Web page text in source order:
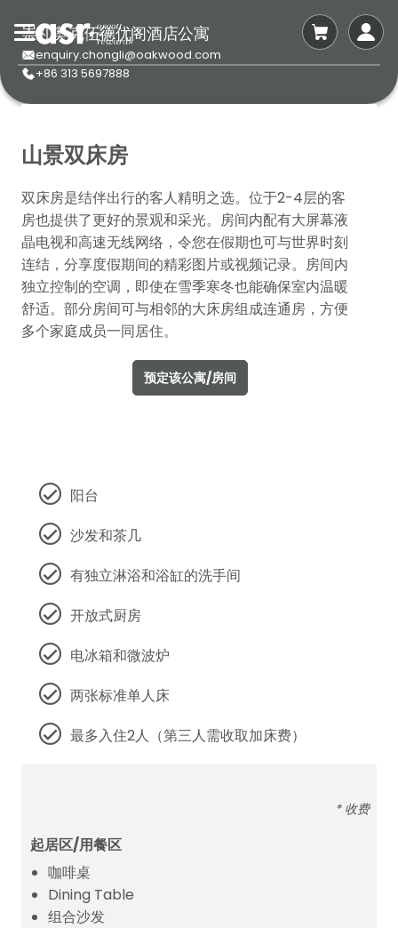
崇礼奥克伍德优阁酒店公寓
enquiry.chongli@oakwood.com
+86 313 5697888
山景双床房
双床房是结伴出行的客人精明之选。位于2-4层的客
房也提供了更好的景观和采光。房间内配有大屏幕液
晶电视和高速无线网络，令您在假期也可与世界时刻
连结，分享度假期间的精彩图片或视频记录。房间内
独立控制的空调，即使在雪季寒冬也能确保室内温暖
舒适。部分房间可与相邻的大床房组成连通房，方便
多个家庭成员一同居住。
预定该公寓/房间
阳台
沙发和茶几
有独立淋浴和浴缸的洗手间
开放式厨房
电冰箱和微波炉
两张标准单人床
最多入住2人（第三人需收取加床费）
* 收费
起居区/用餐区
咖啡桌
Dining Table
组合沙发